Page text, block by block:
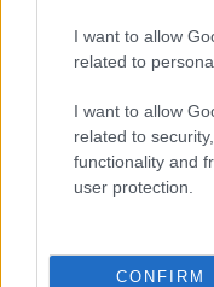
I want to allow
related to
I want to allow
related to
functionality and
user protection.
CONFIRM